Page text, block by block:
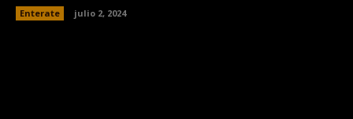
Enterate julio 2, 2024